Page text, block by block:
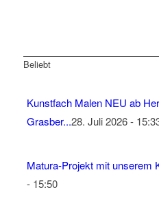
Beliebt
Kunstfach Malen NEU ab
Grasber...28. Juli 2026 -
Matura-Projekt mit unserem
- 15:50